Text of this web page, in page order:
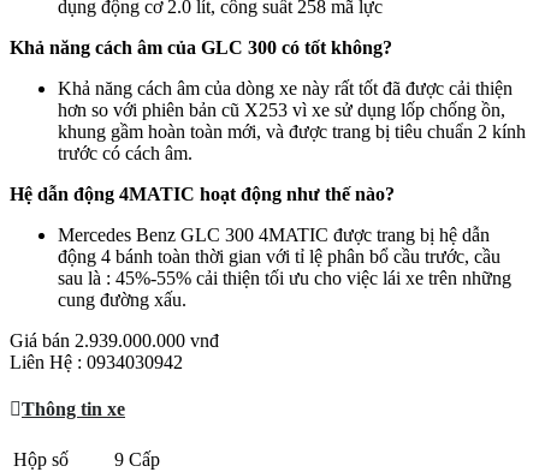
dụng động cơ 2.0 lít, công suất 258 mã lực
Khả năng cách âm của GLC 300 có tốt không?
Khả năng cách âm của dòng xe này rất tốt đã được cải thiện
hơn so với phiên bản cũ X253 vì xe sử dụng lốp chống ồn,
khung gầm hoàn toàn mới, và được trang bị tiêu chuẩn 2 kính
trước có cách âm.
Hệ dẫn động 4MATIC hoạt động như thế nào?
Mercedes Benz GLC 300 4MATIC được trang bị hệ dẫn
động 4 bánh toàn thời gian với tỉ lệ phân bổ cầu trước, cầu
sau là : 45%-55% cải thiện tối ưu cho việc lái xe trên những
cung đường xấu.
Giá bán 2.939.000.000 vnđ
Liên Hệ : 0934030942
Thông tin xe
Hộp số
9 Cấp